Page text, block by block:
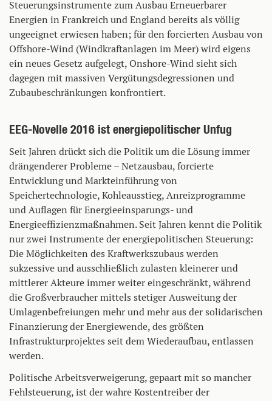
Steuerungsinstrumente zum Ausbau Erneuerbarer
Energien in Frankreich und England bereits als völlig
ungeeignet erwiesen haben; für den forcierten Ausbau von
Offshore-Wind (Windkraftanlagen im Meer) wird eigens
ein neues Gesetz aufgelegt, Onshore-Wind sieht sich
dagegen mit massiven Vergütungsdegressionen und
Zubaubeschränkungen konfrontiert.
EEG-Novelle 2016 ist energiepolitischer Unfug
Seit Jahren drückt sich die Politik um die Lösung immer
drängenderer Probleme – Netzausbau, forcierte
Entwicklung und Markteinführung von
Speichertechnologie, Kohleausstieg, Anreizprogramme
und Auflagen für Energieeinsparungs- und
Energieeffizienzmaßnahmen. Seit Jahren kennt die Politik
nur zwei Instrumente der energiepolitischen Steuerung:
Die Möglichkeiten des Kraftwerkszubaus werden
sukzessive und ausschließlich zulasten kleinerer und
mittlerer Akteure immer weiter eingeschränkt, während
die Großverbraucher mittels stetiger Ausweitung der
Umlagenbefreiungen mehr und mehr aus der solidarischen
Finanzierung der Energiewende, des größten
Infrastrukturprojektes seit dem Wiederaufbau, entlassen
werden.
Politische Arbeitsverweigerung, gepaart mit so mancher
Fehlsteuerung, ist der wahre Kostentreiber der